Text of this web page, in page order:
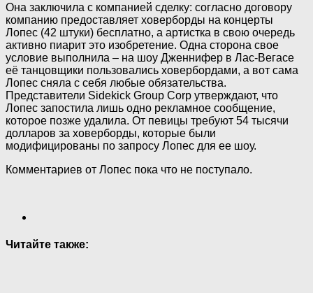
Она заключила с компанией сделку: согласно договору
компанию предоставляет ховерборды на концерты
Лопес (42 штуки) бесплатно, а артистка в свою очередь
активно пиарит это изобретение. Одна сторона свое
условие выполнила – на шоу Дженнифер в Лас-Вегасе
её танцовщики пользовались ховербордами, а вот сама
Лопес сняла с себя любые обязательства.
Представители Sidekick Group Corp утверждают, что
Лопес запостила лишь одно рекламное сообщение,
которое позже удалила. От певицы требуют 54 тысячи
долларов за ховерборды, которые были
модифицированы по запросу Лопес для ее шоу.
Комментариев от Лопес пока что не поступало.
Читайте также: